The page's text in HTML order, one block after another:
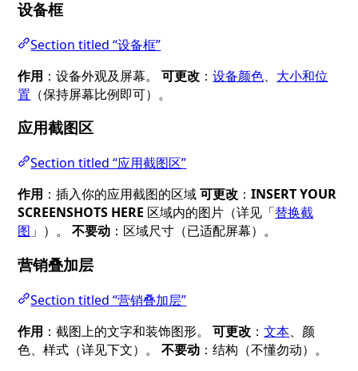
设备框
Section titled “设备框”
作用 ：设备外观及屏幕。可更改 ：设备颜色、 大小和位
置 （保持屏幕比例即可）。
应用截图区
Section titled “应用截图区”
作用 ：插入你的应用截图的区域可更改 ：INSERT YOUR
SCREENSHOTS HERE 区域内的图片（详见「替换截
图 」）。不要动 ：区域尺寸（已适配屏幕）。
营销叠加层
Section titled “营销叠加层”
作用 ：截图上的文字和装饰图形。可更改 ：文本、颜
色、样式（详见下文）。不要动 ：结构（不懂勿动）。